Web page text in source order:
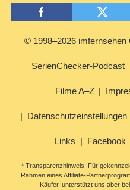
© 1998–2026 imfernsehen
SerienChecker-Podcast
Filme A–Z
Datenschutzeinstellungen
Links Facebook
* Transparenzhinweis: Für
Rahmen eines Affiliate-
Käufer, unterstützt uns aber